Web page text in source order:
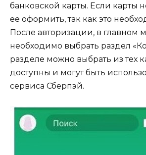
банковской карты. Если карты
ее оформить, так как это
После авторизации, в главном
необходимо выбрать раздел
разделе можно выбрать из тех
доступны и могут быть
сервиса Сберпэй.